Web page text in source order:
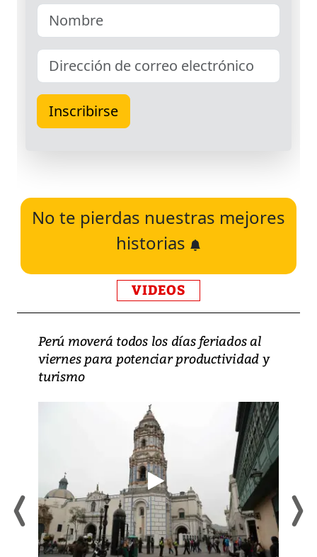
No te pierdas nuestras mejores
historias
VIDEOS
Perú moverá todos los días feriados al
viernes para potenciar productividad y
turismo